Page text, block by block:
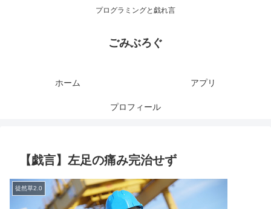
プログラミングと戯れ言
ごみぶろぐ
ホーム アプリ
プロフィール
【戯言】左足の痛み完治せず
徒然草2.0